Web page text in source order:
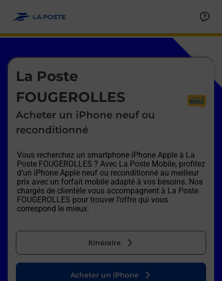
La Poste
FOUGEROLLES
Acheter un iPhone neuf ou
reconditionné
Vous recherchez un smartphone iPhone Apple à La
Poste FOUGEROLLES ? Avec La Poste Mobile, profitez
d’un iPhone Apple neuf ou reconditionné au meilleur
prix avec un forfait mobile adapté à vos besoins. Nos
chargés de clientèle vous accompagnent à La Poste
FOUGEROLLES pour trouver l’offre qui vous
correspond le mieux.
Itinéraire
Le lien s'ouvre dans un nouvel onglet
Acheter un iPhone